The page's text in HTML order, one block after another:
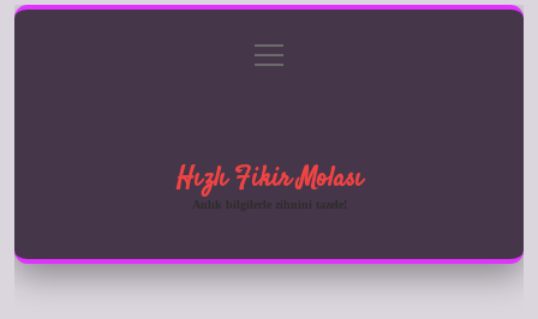
Gizlilik Politikası
menüyü
aç
Hızlı Fikir Molası
Anlık bilgilerle zihnini tazele!